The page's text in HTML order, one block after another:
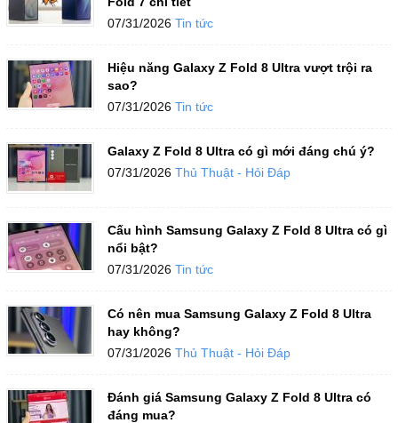
07/31/2026 Tin tức
Hiệu năng Galaxy Z Fold 8 Ultra vượt trội ra
sao?
07/31/2026 Tin tức
Galaxy Z Fold 8 Ultra có gì mới đáng chú ý?
07/31/2026 Thủ Thuật - Hỏi Đáp
Cấu hình Samsung Galaxy Z Fold 8 Ultra có gì
nổi bật?
07/31/2026 Tin tức
Có nên mua Samsung Galaxy Z Fold 8 Ultra
hay không?
07/31/2026 Thủ Thuật - Hỏi Đáp
Đánh giá Samsung Galaxy Z Fold 8 Ultra có
đáng mua?